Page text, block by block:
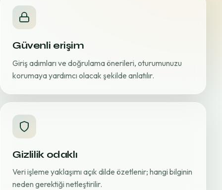
Güvenli erişim
Giriş adımları ve doğrulama önerileri, oturumunuzu
korumaya yardımcı olacak şekilde anlatılır.
Gizlilik odaklı
Veri işleme yaklaşımı açık dilde özetlenir; hangi bilginin
neden gerektiği netleştirilir.